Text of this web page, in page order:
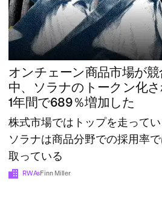
オンチェーン商品市場が
中、ソラナのトークン化
1年間で689％増加した
株式市場ではトップを走ってい
ソラナは商品分野での採用率
取っている
RWAsFinn Miller